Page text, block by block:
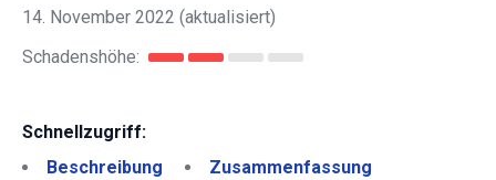
14. November 2022 (aktualisiert)
Schadenshöhe:
Schnellzugriff:
Beschreibung
Zusammenfassung